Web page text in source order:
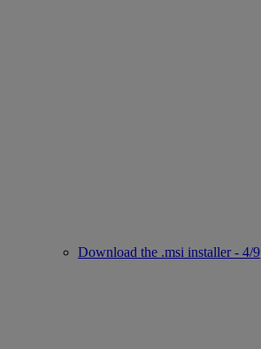
Download the .msi installer - 4/9